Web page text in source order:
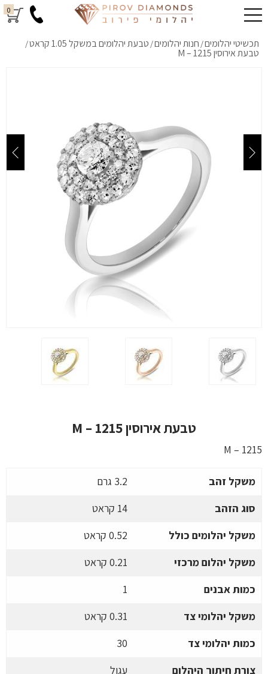
0
תכשיטי יהלומים/ חנות יהלומים/ טבעת יהלומים במשקל 1.05 קראט /
טבעת אירוסין M – 1215
טבעת אירוסין M – 1215
M – 1215
משקל זהב
3.2 גרם
סוג הזהב
14 קראט
משקל יהלומים כולל
0.52 קראט
משקל יהלום מרכזי
0.21 קראט
כמות אבנים
1
משקל יהלומי צד
0.31 קראט
כמות יהלומי צד
30
צורת חיתוך היהלום
עגול